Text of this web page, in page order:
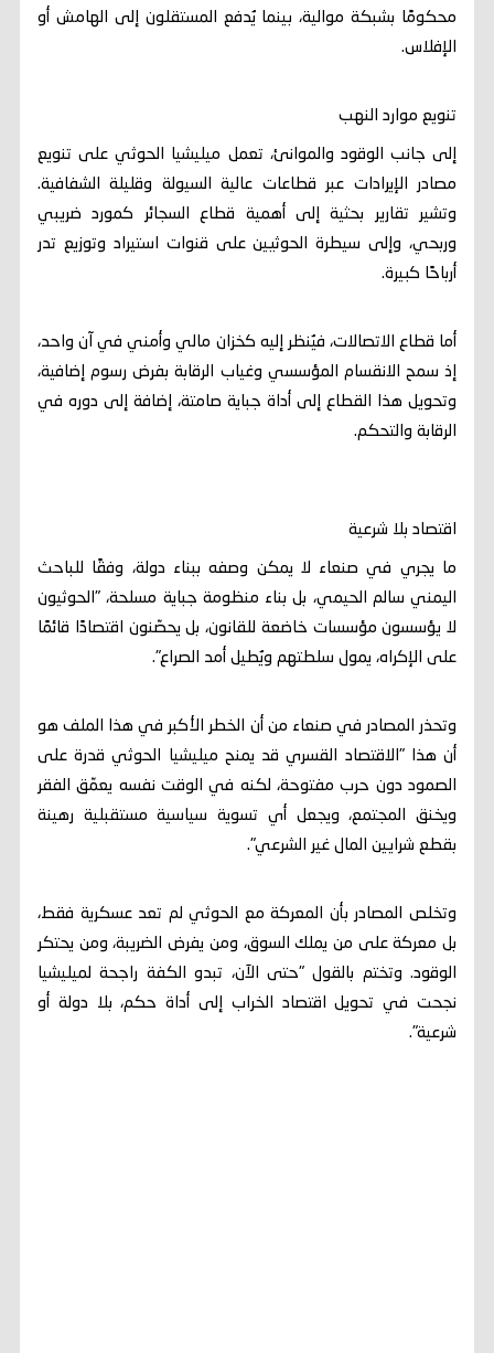
محكومًا بشبكة موالية، بينما يُدفع المستقلون إلى الهامش أو
الإفلاس.
تنويع موارد النهب
إلى جانب الوقود والموانئ، تعمل ميليشيا الحوثي على تنويع
مصادر الإيرادات عبر قطاعات عالية السيولة وقليلة الشفافية.
وتشير تقارير بحثية إلى أهمية قطاع السجائر كمورد ضريبي
وربحي، وإلى سيطرة الحوثيين على قنوات استيراد وتوزيع تدر
أرباحًا كبيرة.
أما قطاع الاتصالات، فيُنظر إليه كخزان مالي وأمني في آن واحد،
إذ سمح الانقسام المؤسسي وغياب الرقابة بفرض رسوم إضافية،
وتحويل هذا القطاع إلى أداة جباية صامتة، إضافة إلى دوره في
الرقابة والتحكم.
اقتصاد بلا شرعية
ما يجري في صنعاء لا يمكن وصفه ببناء دولة، وفقًا للباحث
اليمني سالم الحيمي، بل بناء منظومة جباية مسلحة، "الحوثيون
لا يؤسسون مؤسسات خاضعة للقانون، بل يحصّنون اقتصادًا قائمًا
على الإكراه، يمول سلطتهم ويُطيل أمد الصراع".
وتحذر المصادر في صنعاء من أن الخطر الأكبر في هذا الملف هو
أن هذا "الاقتصاد القسري قد يمنح ميليشيا الحوثي قدرة على
الصمود دون حرب مفتوحة، لكنه في الوقت نفسه يعمّق الفقر
ويخنق المجتمع، ويجعل أي تسوية سياسية مستقبلية رهينة
بقطع شرايين المال غير الشرعي".
وتخلص المصادر بأن المعركة مع الحوثي لم تعد عسكرية فقط،
بل معركة على من يملك السوق، ومن يفرض الضريبة، ومن يحتكر
الوقود. وتختم بالقول "حتى الآن، تبدو الكفة راجحة لميليشيا
نجحت في تحويل اقتصاد الخراب إلى أداة حكم، بلا دولة أو
شرعية".